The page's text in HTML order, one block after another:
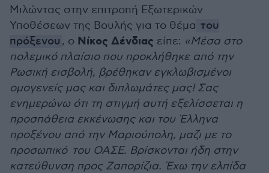
Μιλώντας στην επιτροπή Εξωτερικών
Υποθέσεων της Βουλής για το θέμα του
πρόξενου , ο Νίκος Δένδιας είπε: «Μέσα στο
πολεμικό πλαίσιο που προκλήθηκε από την
Ρωσική εισβολή, βρέθηκαν εγκλωβισμένοι
ομογενείς μας και διπλωμάτες μας! Σας
ενημερώνω ότι τη στιγμή αυτή εξελίσσεται η
προσπάθεια εκκένωσης και του Έλληνα
προξένου από την Μαριούπολη, μαζι με το
προσωπικό του ΟΑΣΕ. Βρίσκονται ήδη στην
κατεύθυνση προς Ζαπορίζια. Έχω την ελπίδα